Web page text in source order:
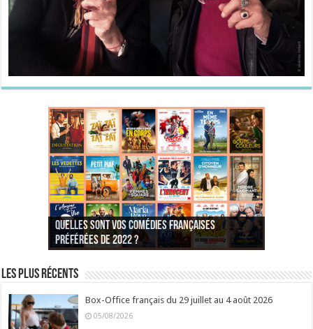
Quelles sont vos comédies françaises
préférées de 2022 ?
Quel est votre personnage préféré du Père
Noël est une ordure ?
Quelles sont vos comédies françaises
préférées de 2021 ?
Quel est votre « Gendarme » préféré ?
Quels sont vos 3 comédies de Jean-Marie Poiré
préférées ?
Quel est votre « Tati » préféré ?
Quel est votre « bronzé » préféré ?
Les plus récents
Box-Office français du 29 juillet au 4 août 2026
05/08/2026